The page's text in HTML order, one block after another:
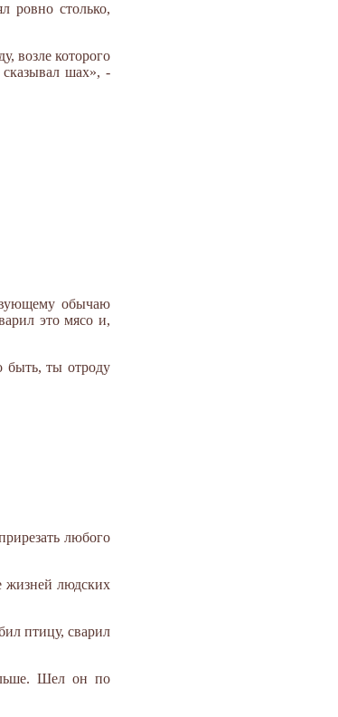
ровно столько,
возле которого
шах», -
обычаю
это мясо и,
быть, ты отроду
любого
жизней людских
птицу, сварил
Шел он по